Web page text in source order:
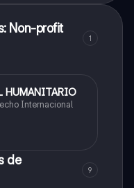
Non-profit
1
HUMANITARIO
Internacional
de
9